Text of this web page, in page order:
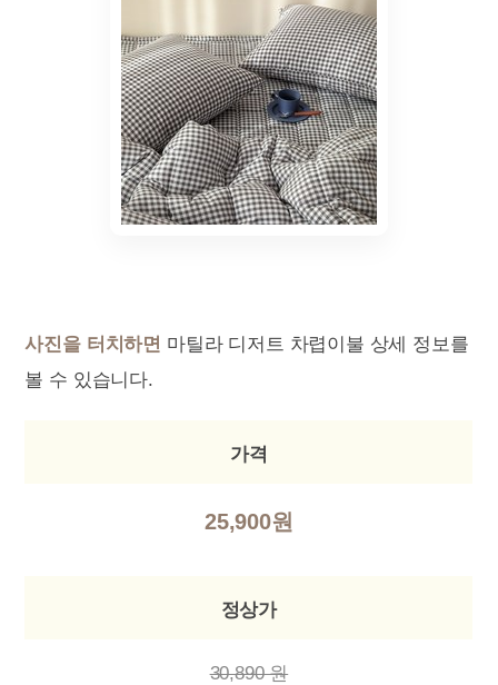
사진을 터치하면 마틸라 디저트 차렵이불 상세 정보를
볼 수 있습니다.
가격
25,900원
정상가
30,890 원